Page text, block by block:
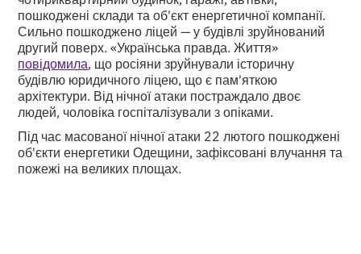
пошкоджені склади та об'єкт енергетичної компанії.
Сильно пошкоджено ліцей — у будівлі зруйнований
другий поверх. «Українська правда. Життя»
повідомила, що росіяни зруйнували історичну
будівлю юридичного ліцею, що є пам'яткою
архітектури. Від нічної атаки постраждало двоє
людей, чоловіка госпіталізували з опіками.
Під час масованої нічної атаки 22 лютого пошкоджені
об'єкти енергетики Одещини, зафіксовані влучання та
пожежі на великих площах.